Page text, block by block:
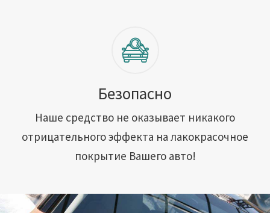
Безопасно
Наше средство не оказывает никакого
отрицательного эффекта на лакокрасочное
покрытие Вашего авто!